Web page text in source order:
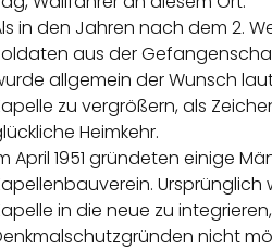
in den Jahren nach dem 2.
aus der
allgemein der Wunsch
zu vergrößern, als
Heimkehr.
April 1951 gründeten einige
in die neue zu
nicht